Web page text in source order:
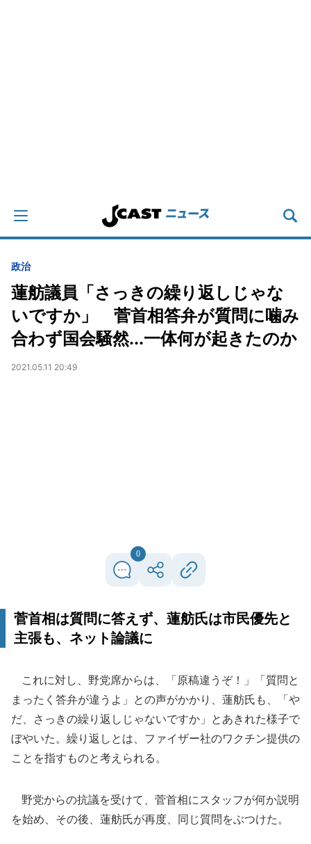
政治
蓮舫議員「さっきの繰り返しじゃな
いですか」 菅首相答弁が質問に噛み
合わず国会騒然...一体何が起きたのか
2021.05.11 20:49
0
菅首相は質問に答えず、蓮舫氏は市民優先と
主張も、ネット論議に
これに対し、野党席からは、「原稿違うぞ！」「質問と
まったく答弁が違うよ」との声がかかり、蓮舫氏も、「や
だ、さっきの繰り返しじゃないですか」とあきれた様子で
ぼやいた。繰り返しとは、ファイザー社のワクチン提供の
ことを指すものと考えられる。
野党からの抗議を受けて、菅首相にスタッフが何か説明
を始め、その後、蓮舫氏が再度、同じ質問をぶつけた。